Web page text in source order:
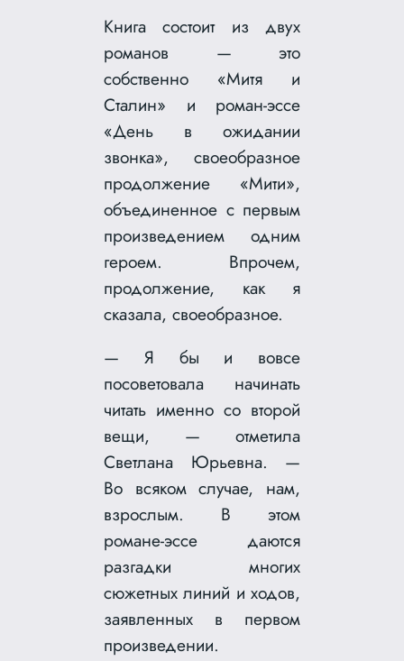
Книга состоит из двух
романов — это
собственно «Митя и
Сталин» и роман-эссе
«День в ожидании
звонка», своеобразное
продолжение «Мити»,
объединенное с первым
произведением одним
героем. Впрочем,
продолжение, как я
сказала, своеобразное.
— Я бы и вовсе
посоветовала начинать
читать именно со второй
вещи, — отметила
Светлана Юрьевна. —
Во всяком случае, нам,
взрослым. В этом
романе-эссе даются
разгадки многих
сюжетных линий и ходов,
заявленных в первом
произведении.